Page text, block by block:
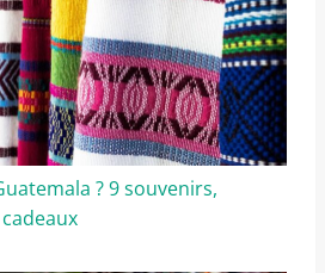
? 9 souvenirs,